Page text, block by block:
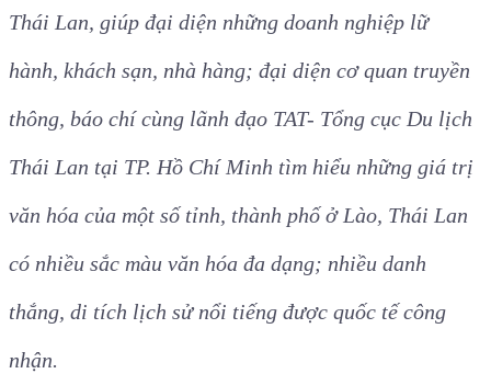
Thái Lan, giúp đại diện những doanh nghiệp lữ
hành, khách sạn, nhà hàng; đại diện cơ quan truyền
thông, báo chí cùng lãnh đạo TAT- Tổng cục Du lịch
Thái Lan tại TP. Hồ Chí Minh tìm hiểu những giá trị
văn hóa của một số tỉnh, thành phố ở Lào, Thái Lan
có nhiều sắc màu văn hóa đa dạng; nhiều danh
thắng, di tích lịch sử nổi tiếng được quốc tế công
nhận.